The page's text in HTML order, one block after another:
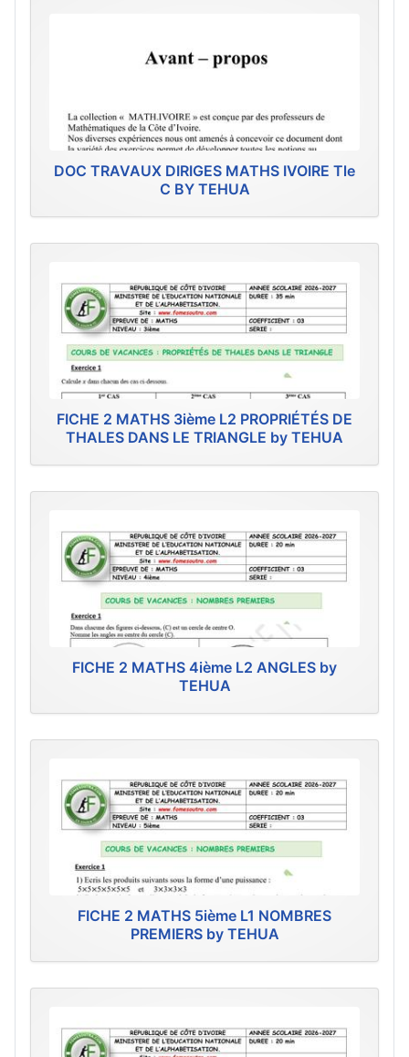
DOC TRAVAUX DIRIGES MATHS IVOIRE Tle
C BY TEHUA
FICHE 2 MATHS 3ième L2 PROPRIÉTÉS DE
THALES DANS LE TRIANGLE by TEHUA
FICHE 2 MATHS 4ième L2 ANGLES by
TEHUA
FICHE 2 MATHS 5ième L1 NOMBRES
PREMIERS by TEHUA